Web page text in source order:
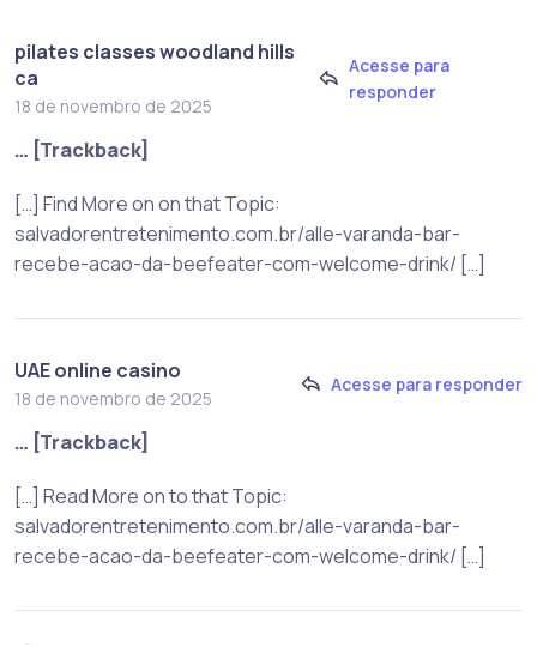
pilates classes woodland hills
ca
18 de novembro de 2025
Acesse para
responder
… [Trackback]
[…] Find More on on that Topic:
salvadorentretenimento.com.br/alle-varanda-bar-
recebe-acao-da-beefeater-com-welcome-drink/ […]
UAE online casino
18 de novembro de 2025
Acesse para responder
… [Trackback]
[…] Read More on to that Topic:
salvadorentretenimento.com.br/alle-varanda-bar-
recebe-acao-da-beefeater-com-welcome-drink/ […]